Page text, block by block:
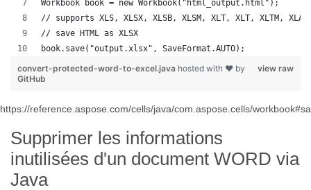
Workbook book = new Workbook("html_output.html");
// supports XLS, XLSX, XLSB, XLSM, XLT, XLT, XLTM,
// save HTML as XLSX
book.save("output.xlsx", SaveFormat.AUTO);
view raw
convert-protected-word-to-excel.java hosted with ❤ by
GitHub
https://reference.aspose.com/cells/java/com.aspose.cells/
Supprimer les informations
inutilisées d'un document WORD via
Java